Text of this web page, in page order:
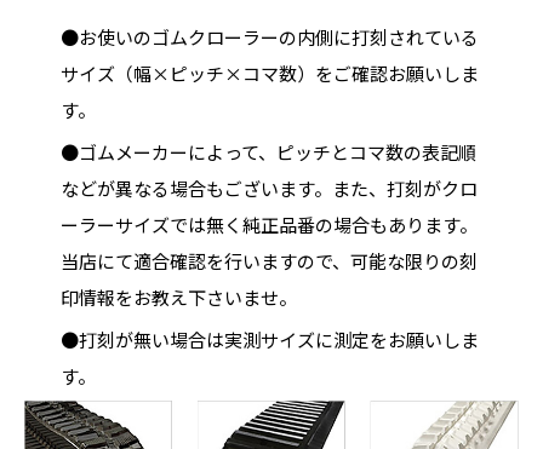
●お使いのゴムクローラーの内側に打刻されている
サイズ（幅×ピッチ×コマ数）をご確認お願いしま
す。
●ゴムメーカーによって、ピッチとコマ数の表記順
などが異なる場合もございます。また、打刻がクロ
ーラーサイズでは無く純正品番の場合もあります。
当店にて適合確認を行いますので、可能な限りの刻
印情報をお教え下さいませ。
●打刻が無い場合は実測サイズに測定をお願いしま
す。